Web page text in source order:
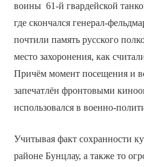
воины 61-й гвардейской
где скончался генерал-
почтили память русского
место захоронения, как
Причём момент посещения и
запечатлён фронтовыми
использовался в военно-
Учитывая факт сохранности
районе Бунцлау, а также то